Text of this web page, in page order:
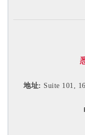
地址: Suite 101,